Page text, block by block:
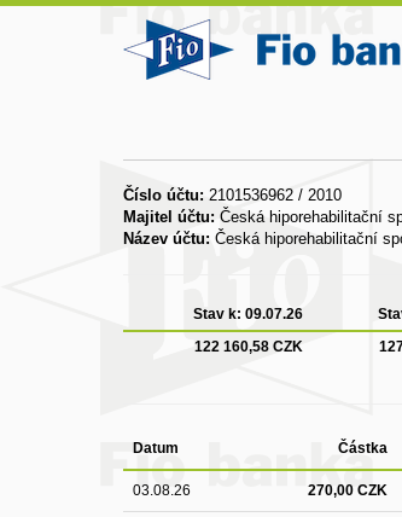
Číslo účtu: 2101536962 / 2010
Majitel účtu: Česká hiporehabilitační
Název účtu: Česká hiporehabilitační
Stav k: 09.07.26
122 160,58 CZK
Datum Částka
03.08.26 270,00 CZK